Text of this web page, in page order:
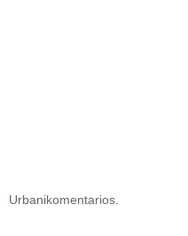
Urbanikomentarios.